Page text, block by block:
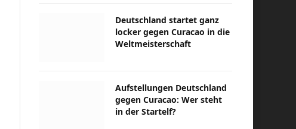
Deutschland startet ganz
locker gegen Curacao in die
Weltmeisterschaft
Aufstellungen Deutschland
gegen Curacao: Wer steht
in der Startelf?